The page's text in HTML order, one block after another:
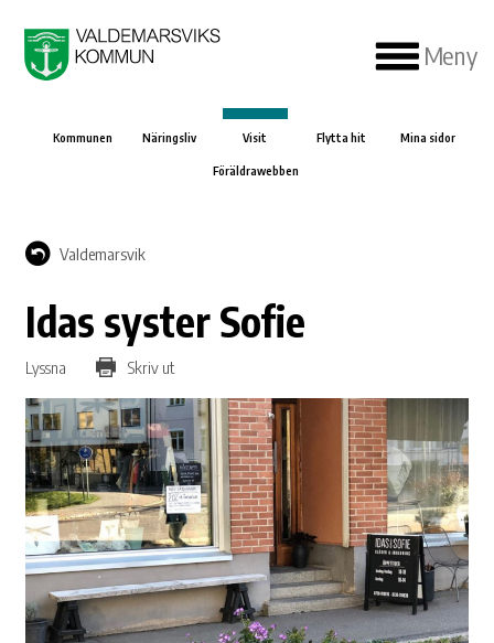
Meny
Kommunen Näringsliv Visit Flytta hit Mina sidor
Föräldrawebben
Valdemarsvik
Idas syster Sofie
Lyssna Skriv ut